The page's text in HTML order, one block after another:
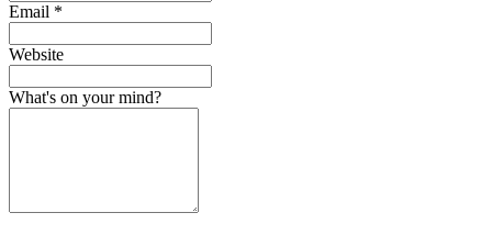
Email *
Website
What's on your mind?